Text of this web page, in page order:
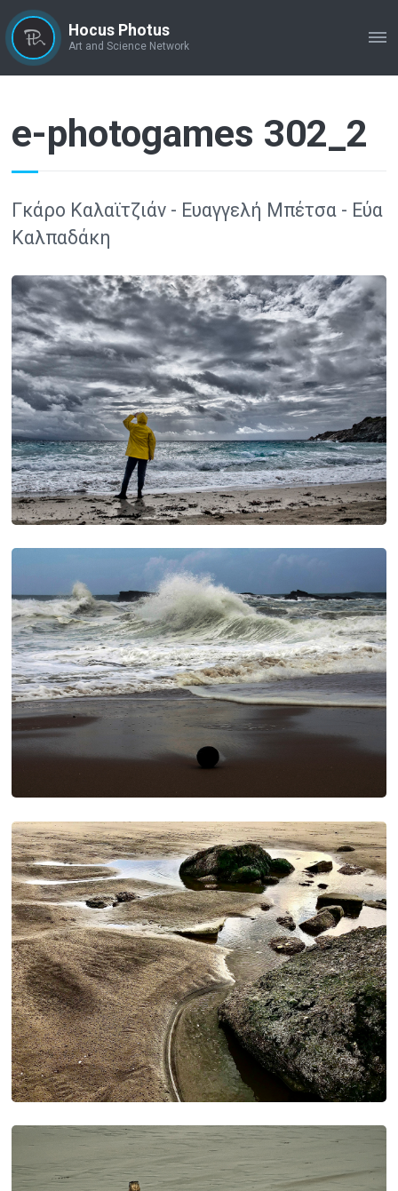
Hocus Photus
Art and Science Network
e-photogames 302_2
Γκάρο Καλαϊτζιάν - Ευαγγελή Μπέτσα - Εύα
Καλπαδάκη